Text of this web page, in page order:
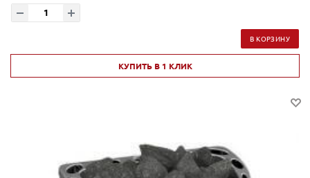
В КОРЗИНУ
КУПИТЬ В 1 КЛИК